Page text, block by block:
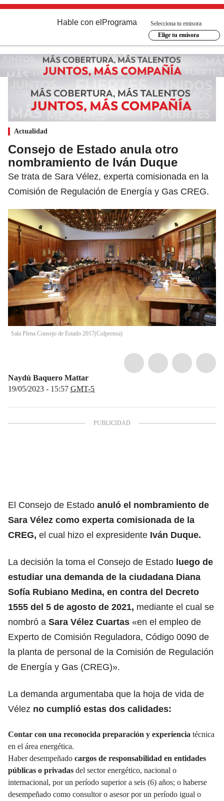
Hable con el Programa
Selecciona tu emisora
Elige tu emisora
Actualidad
Consejo de Estado anula otro
nombramiento de Iván Duque
Se trata de Sara Vélez, experta comisionada en la
Comisión de Regulación de Energía y Gas CREG.
Sala Plena Consejo de Estado 2017(Colprensa)
Naydú Baquero Mattar
19/05/2023 - 15:57 GMT-5
El Consejo de Estado anuló el nombramiento de
Sara Vélez como experta comisionada de la
CREG, el cual hizo el expresidente Iván Duque.
La decisión la toma el Consejo de Estado luego de
estudiar una demanda de la ciudadana Diana
Sofía Rubiano Medina, en contra del Decreto
1555 del 5 de agosto de 2021, mediante el cual se
nombró a Sara Vélez Cuartas «en el empleo de
Experto de Comisión Reguladora, Código 0090 de
la planta de personal de la Comisión de Regulación
de Energía y Gas (CREG)».
La demanda argumentaba que la hoja de vida de
Vélez no cumplió estas dos calidades:
Contar con una reconocida preparación y experiencia técnica
en el área energética.
Haber desempeñado cargos de responsabilidad en entidades
públicas o privadas del sector energético, nacional o
internacional, por un período superior a seis (6) años; o haberse
desempeñado como consultor o asesor por un período igual o